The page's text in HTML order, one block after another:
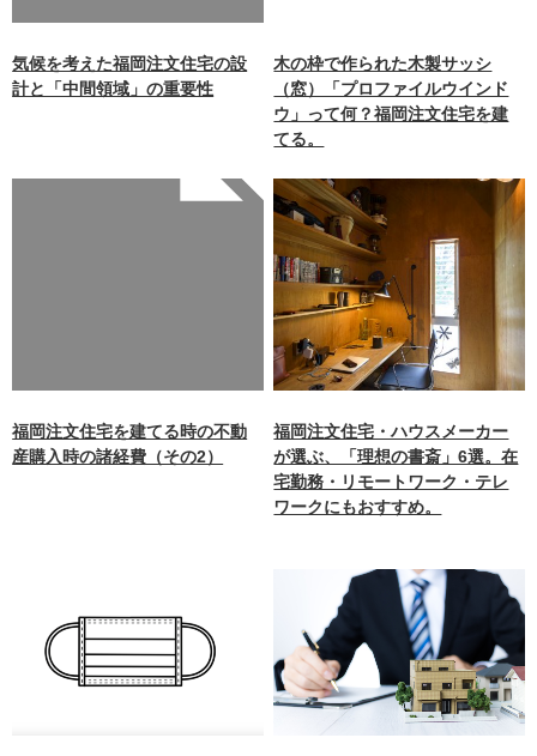
content/themes/nagasaki/f
unctions.phpon line87
気候を考えた福岡注文住宅の設
計と「中間領域」の重要性
木の枠で作られた木製サッシ
（窓）「プロファイルウインド
ウ」って何？福岡注文住宅を建
てる。
content/themes/nagasaki/f
unctions.phpon line 87
福岡注文住宅を建てる時の不動
産購入時の諸経費（その2）
福岡注文住宅・ハウスメーカー
が選ぶ、「理想の書斎」6選。在
宅勤務・リモートワーク・テレ
ワークにもおすすめ。